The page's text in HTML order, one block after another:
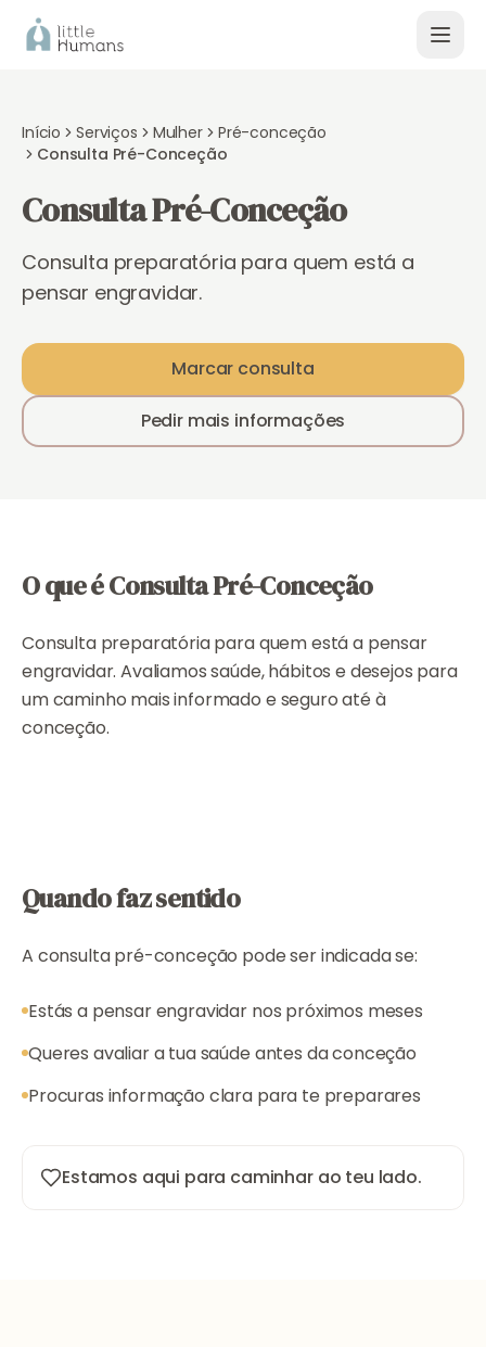
Início Serviços Mulher
Pré-conceção
Consulta Pré-Conceção
Consulta Pré-Conceção
Consulta preparatória para quem está a
pensar engravidar.
Marcar consulta
Pedir mais informações
O que é Consulta Pré-Conceção
Consulta preparatória para quem está a pensar
engravidar. Avaliamos saúde, hábitos e desejos para
um caminho mais informado e seguro até à
conceção.
Quando faz sentido
A consulta pré-conceção pode ser indicada se:
Estás a pensar engravidar nos próximos meses
Queres avaliar a tua saúde antes da conceção
Procuras informação clara para te preparares
Estamos aqui para caminhar ao teu lado.